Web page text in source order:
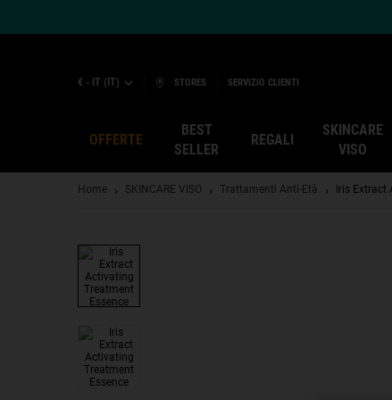
€ - IT (IT) STORES SERVIZIO CLIENTI
OFFERTE
BEST
SELLER
REGALI
SKINCARE
VISO
Home SKINCARE VISO Trattamenti Anti-Età Iris